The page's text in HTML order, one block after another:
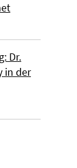
Dr.
in der